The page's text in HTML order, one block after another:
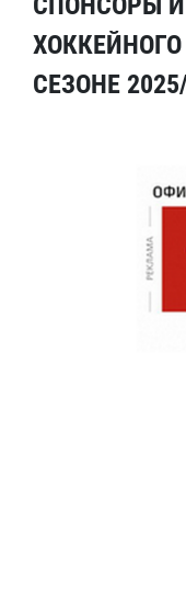
СЕЗОНЕ